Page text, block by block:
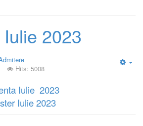
2023
Hits: 5008
Iulie 2023
Iulie 2023